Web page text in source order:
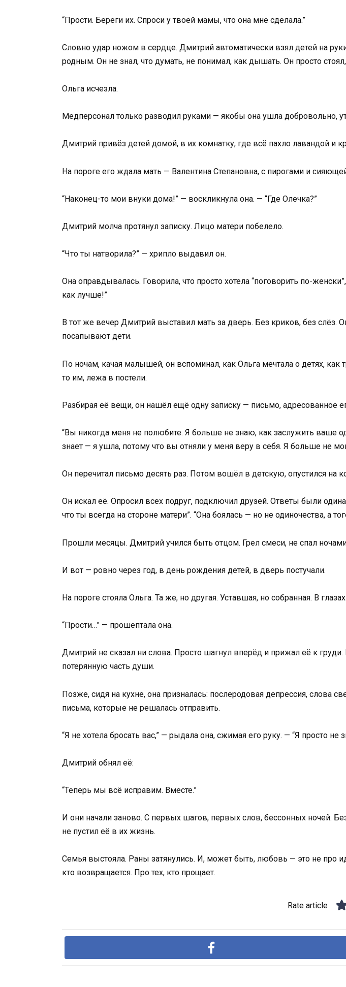
“Прости. Береги их. Спроси у твоей мамы, что она мне сделала.”
Словно удар ножом в сердце. Дмитрий автоматически взял детей на
родным. Он не знал, что думать, не понимал, как дышать. Он просто
Ольга исчезла.
Медперсонал только разводил руками — якобы она ушла добровольно,
Дмитрий привёз детей домой, в их комнатку, где всё пахло лавандой и
На пороге его ждала мать — Валентина Степановна, с пирогами и
“Наконец-то мои внуки дома!” — воскликнула она. — “Где Олечка?”
Дмитрий молча протянул записку. Лицо матери побелело.
“Что ты натворила?” — хрипло выдавил он.
Она оправдывалась. Говорила, что просто хотела “поговорить по-
как лучше!”
В тот же вечер Дмитрий выставил мать за дверь. Без криков, без слёз.
посапывают дети.
По ночам, качая малышей, он вспоминал, как Ольга мечтала о детях,
то им, лежа в постели.
Разбирая её вещи, он нашёл ещё одну записку — письмо, адресованное
“Вы никогда меня не полюбите. Я больше не знаю, как заслужить ваше
знает — я ушла, потому что вы отняли у меня веру в себя. Я больше не
Он перечитал письмо десять раз. Потом вошёл в детскую, опустился на
Он искал её. Опросил всех подруг, подключил друзей. Ответы были
что ты всегда на стороне матери”. “Она боялась — но не одиночества, а
Прошли месяцы. Дмитрий учился быть отцом. Грел смеси, не спал
И вот — ровно через год, в день рождения детей, в дверь постучали.
На пороге стояла Ольга. Та же, но другая. Уставшая, но собранная. В
“Прости…” — прошептала она.
Дмитрий не сказал ни слова. Просто шагнул вперёд и прижал её к
потерянную часть души.
Позже, сидя на кухне, она призналась: послеродовая депрессия, слова
письма, которые не решалась отправить.
“Я не хотела бросать вас,” — рыдала она, сжимая его руку. — “Я просто не
Дмитрий обнял её:
“Теперь мы всё исправим. Вместе.”
И они начали заново. С первых шагов, первых слов, бессонных ночей.
не пустил её в их жизнь.
Семья выстояла. Раны затянулись. И, может быть, любовь — это не про
кто возвращается. Про тех, кто прощает.
Rate article